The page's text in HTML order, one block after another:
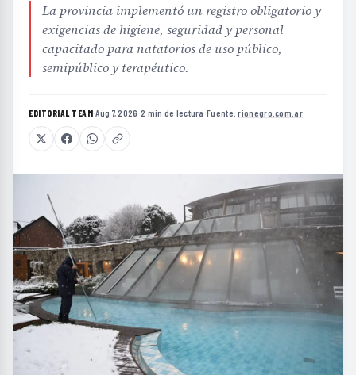
La provincia implementó un registro obligatorio y
exigencias de higiene, seguridad y personal
capacitado para natatorios de uso público,
semipúblico y terapéutico.
EDITORIAL TEAM·Aug 7, 2026 ·2 min de lectura ·Fuente:rionegro.com.ar